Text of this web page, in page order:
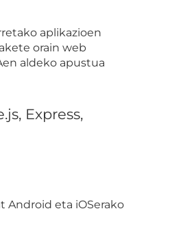
aplikazioen
orain web
aldeko apustua
Express,
Android eta iOSerako